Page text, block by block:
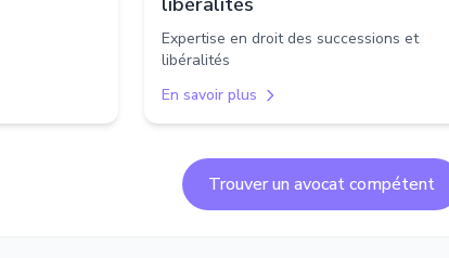
Expertise en droit des successions et
libéralités
En savoir plus
Trouver un avocat compétent